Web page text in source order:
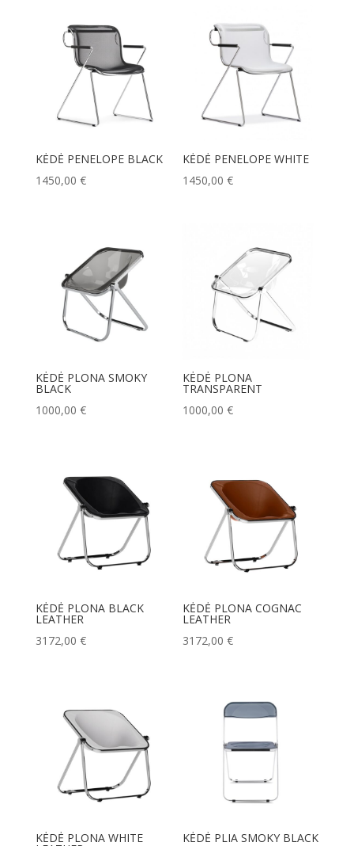
KĖDĖ PENELOPE BLACK
1450,00 €
KĖDĖ PENELOPE WHITE
1450,00€
KĖDĖ PLONA SMOKY
BLACK
1000,00 €
KĖDĖ PLONA
TRANSPARENT
1000,00€
KĖDĖ PLONA BLACK
LEATHER
3172,00 €
KĖDĖ PLONA COGNAC
LEATHER
3172,00€
KĖDĖ PLONA WHITE KĖDĖ PLIA SMOKY BLACK